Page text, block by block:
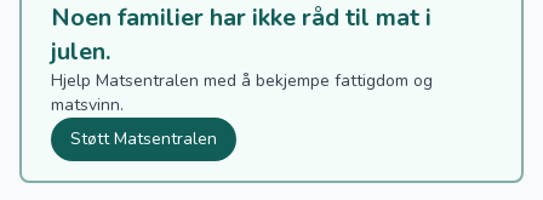
Noen familier har ikke råd til mat i
julen.
Hjelp Matsentralen med å bekjempe fattigdom og
matsvinn.
Støtt Matsentralen